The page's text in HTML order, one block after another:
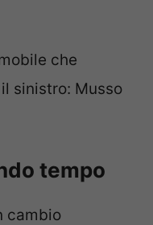
che
sinistro: Musso
tempo
cambio